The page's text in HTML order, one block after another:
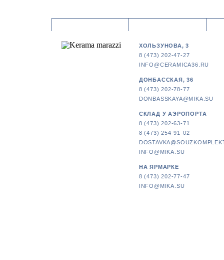
ХОЛЬЗУНОВА, 3
8 (473) 202-47-27
INFO@CERAMICA36.RU
ДОНБАССКАЯ, 36
8 (473) 202-78-77
DONBASSKAYA@MIKA.SU
СКЛАД У АЭРОПОРТА
8 (473) 202-63-71
8 (473) 254-91-02
INFO@MIKA.SU
НА ЯРМАРКЕ
8 (473) 202-77-47
INFO@MIKA.SU